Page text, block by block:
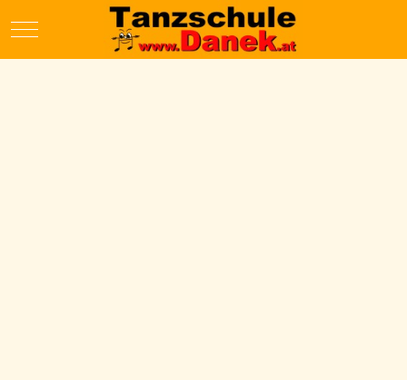
Mobile Menu Toggle